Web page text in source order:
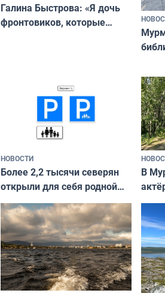
Галина Быстрова: «Я дочь
фронтовиков, которые
и
НОВОСТИ
Более 2,2 тысячи северян
открыли для себя родной
край в рамках проекта
«Туризм для своих»
В